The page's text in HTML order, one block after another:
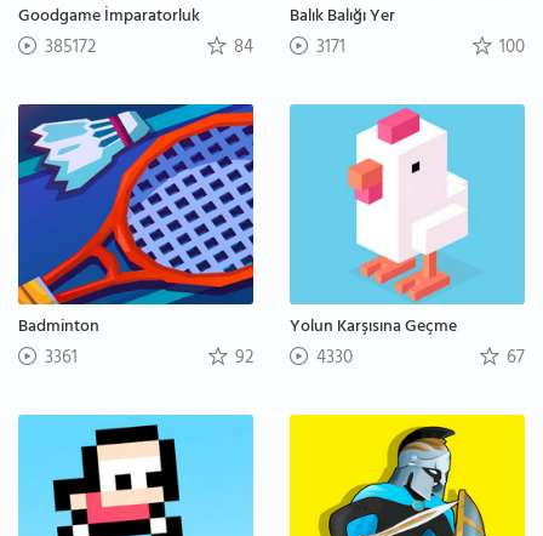
Goodgame İmparatorluk
385172 84
Balık Balığı Yer
3171 100
Badminton
3361 92
Yolun Karşısına Geçme
4330 67